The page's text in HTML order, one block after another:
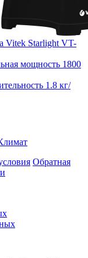
Vitek Starlight VT-
мощность 1800
1.8 кг/
Обратная